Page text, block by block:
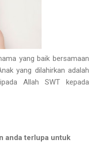
yang baik bersamaan
yang dilahirkan adalah
Allah SWT kepada
anda terlupa untuk